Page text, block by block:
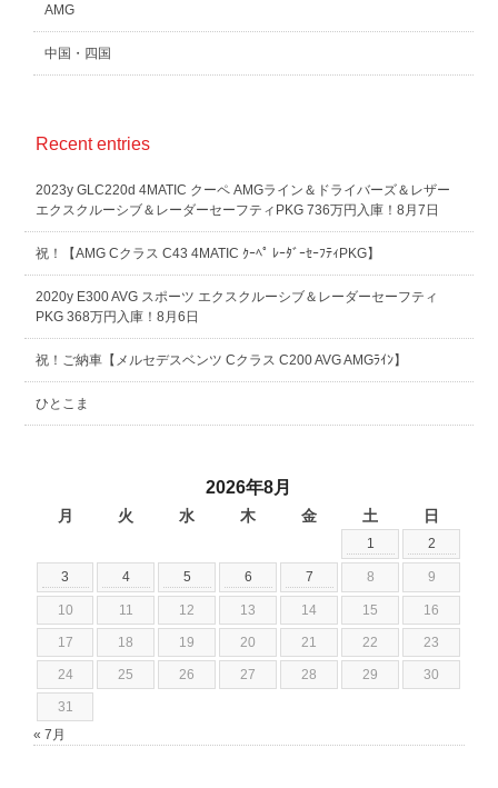
AMG
中国・四国
Recent entries
2023y GLC220d 4MATIC クーペ AMGライン＆ドライバーズ＆レザー
エクスクルーシブ＆レーダーセーフティPKG 736万円入庫！8月7日
祝！【AMG Cクラス C43 4MATIC ｸｰﾍﾟ ﾚｰﾀﾞｰｾｰﾌﾃｨPKG】
2020y E300 AVG スポーツ エクスクルーシブ＆レーダーセーフティ
PKG 368万円入庫！8月6日
祝！ご納車【メルセデスベンツ Cクラス C200 AVG AMGﾗｲﾝ】
ひとこま
2026年8月
月 火 水 木 金 土 日
1 2
3 4 5 6 7 8 9
10 11 12 13 14 15 16
17 18 19 20 21 22 23
24 25 26 27 28 29 30
31
« 7月